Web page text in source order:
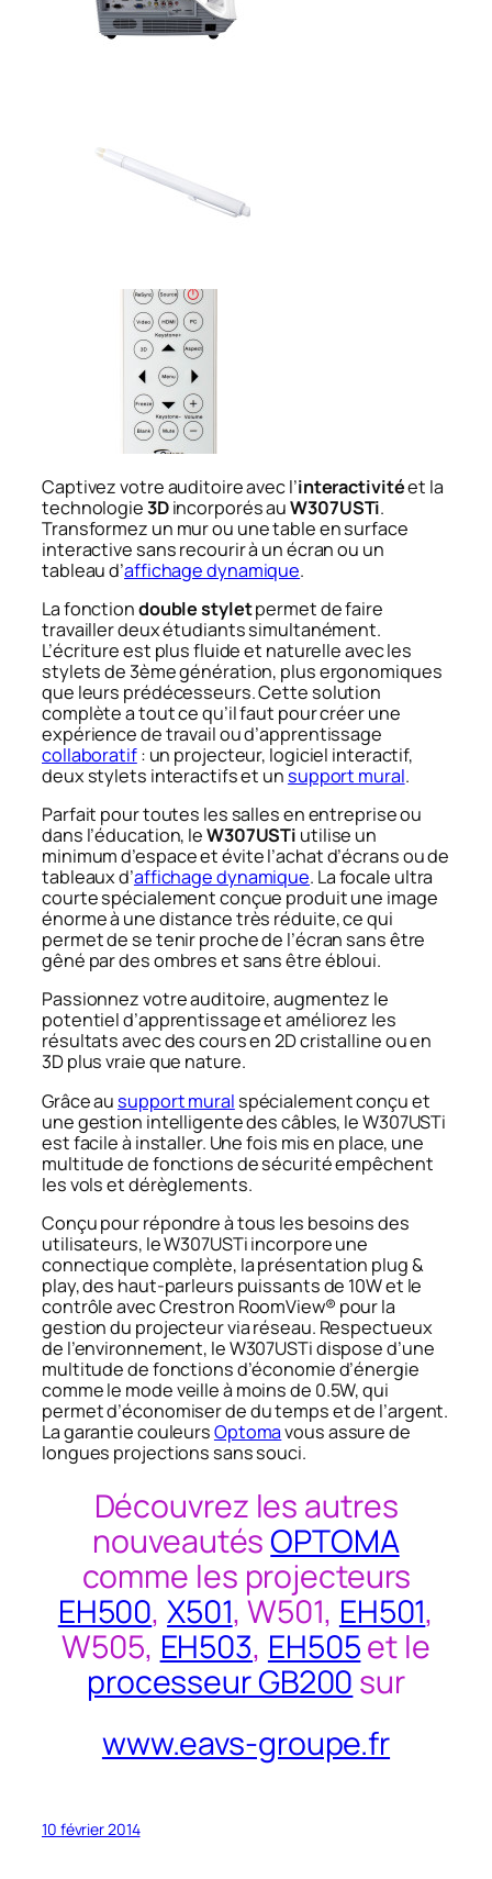
Captivez votre auditoire avec l’interactivitéet la
technologie3Dincorporés auW307USTi.
Transformez un mur ou une table en surface
interactive sans recourir à un écran ou un
tableau d’affichage dynamique.
La fonctiondouble styletpermet de faire
travailler deux étudiants simultanément.
L’écriture est plus fluide et naturelle avec les
stylets de 3ème génération, plus ergonomiques
que leurs prédécesseurs. Cette solution
complète a tout ce qu’il faut pour créer une
expérience de travail ou d’apprentissage
collaboratif: un projecteur, logiciel interactif,
deux stylets interactifs et un support mural.
Parfait pour toutes les salles en entreprise ou
dans l’éducation, leW307USTi utilise un
minimum d’espace et évite l’achat d’écrans ou de
tableaux d’affichage dynamique. La focale ultra
courte spécialement conçue produit une image
énorme à une distance très réduite, ce qui
permet de se tenir proche de l’écran sans être
gêné par des ombres et sans être ébloui.
Passionnez votre auditoire, augmentez le
potentiel d’apprentissage et améliorez les
résultats avec des cours en 2D cristalline ou en
3D plus vraie que nature.
Grâce au support mural spécialement conçu et
une gestion intelligente des câbles, le W307USTi
est facile à installer. Une fois mis en place, une
multitude de fonctions de sécurité empêchent
les vols et dérèglements.
Conçu pour répondre à tous les besoins des
utilisateurs, le W307USTi incorpore une
connectique complète, la présentation plug &
play, des haut-parleurs puissants de 10W et le
contrôle avec Crestron RoomView® pour la
gestion du projecteur via réseau. Respectueux
de l’environnement, le W307USTi dispose d’une
multitude de fonctions d’économie d’énergie
comme le mode veille à moins de 0.5W, qui
permet d’économiser de du temps et de l’argent.
La garantie couleursOptomavous assure de
longues projections sans souci.
Découvrez les autres
nouveautésOPTOMA
comme les projecteurs
EH500,X501, W501, EH501,
W505, EH503, EH505et le
processeur GB200 sur
www.eavs-groupe.fr
10 février 2014